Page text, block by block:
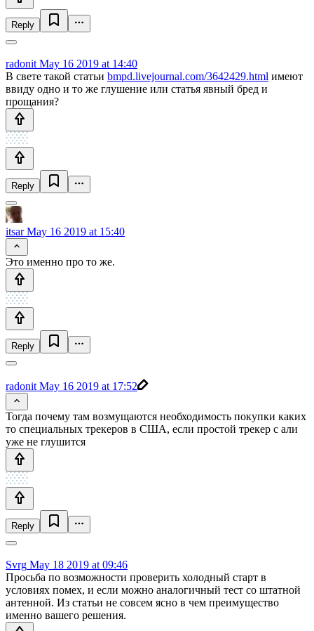
Reply
radonit May 16 2019 at 14:40
В свете такой статьи bmpd.livejournal.com/3642429.html имеют
ввиду одно и то же глушение или статья явный бред и
прощания?
Reply
itsarMay 16 2019 at 15:40
Это именно про то же.
Reply
radonit May 16 2019 at 17:52
Тогда почему там возмущаются необходимость покупки каких
то специальных трекеров в США, если простой трекер с али
уже не глушится
Reply
Svrg May 18 2019 at 09:46
Просьба по возможности проверить холодный старт в
условиях помех, и если можно аналогичный тест со штатной
антенной. Из статьи не совсем ясно в чем преимущество
именно вашего решения.